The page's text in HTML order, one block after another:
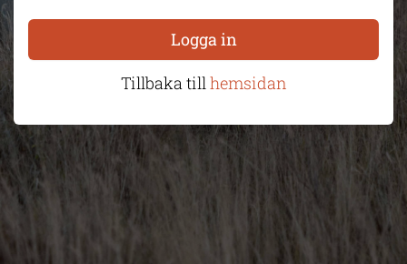
Logga in
Tillbaka till hemsidan